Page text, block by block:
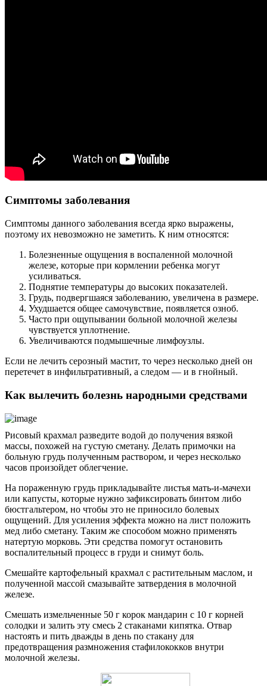
Симптомы заболевания
Симптомы данного заболевания всегда ярко выражены,
поэтому их невозможно не заметить. К ним относятся:
Болезненные ощущения в воспаленной молочной
железе, которые при кормлении ребенка могут
усиливаться.
Поднятие температуры до высоких показателей.
Грудь, подвергшаяся заболеванию, увеличена в размере.
Ухудшается общее самочувствие, появляется озноб.
Часто при ощупывании больной молочной железы
чувствуется уплотнение.
Увеличиваются подмышечные лимфоузлы.
Если не лечить серозный мастит, то через несколько дней он
перетечет в инфильтративный, а следом — и в гнойный.
Как вылечить болезнь народными средствами
Рисовый крахмал разведите водой до получения вязкой
массы, похожей на густую сметану. Делать примочки на
больную грудь полученным раствором, и через несколько
часов произойдет облегчение.
На пораженную грудь прикладывайте листья мать-и-мачехи
или капусты, которые нужно зафиксировать бинтом либо
бюстгальтером, но чтобы это не приносило болевых
ощущений. Для усиления эффекта можно на лист положить
мед либо сметану. Таким же способом можно применять
натертую морковь. Эти средства помогут остановить
воспалительный процесс в груди и снимут боль.
Смешайте картофельный крахмал с растительным маслом, и
полученной массой смазывайте затвердения в молочной
железе.
Смешать измельченные 50 г корок мандарин с 10 г корней
солодки и залить эту смесь 2 стаканами кипятка. Отвар
настоять и пить дважды в день по стакану для
предотвращения размножения стафилококков внутри
молочной железы.